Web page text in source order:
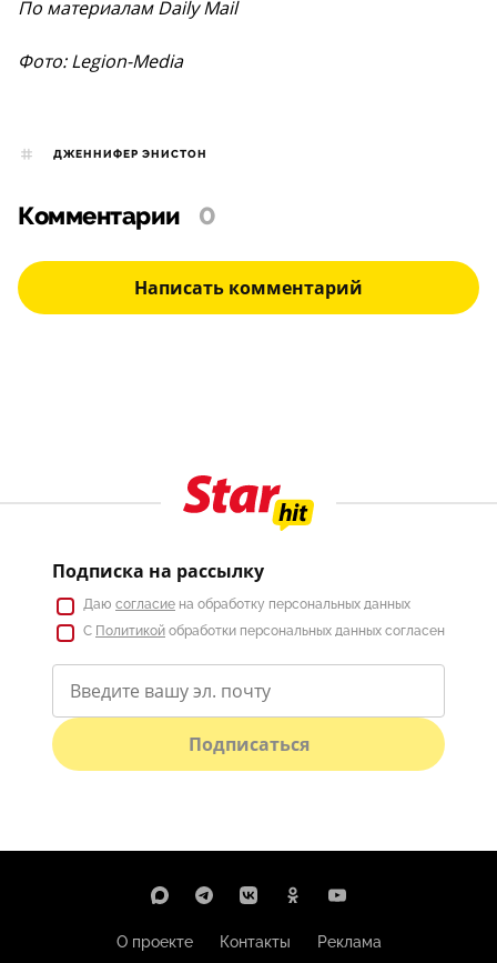
По материалам Daily Mail
Фото: Legion-Media
ДЖЕННИФЕР ЭНИСТОН
Комментарии 0
Написать комментарий
Подписка на рассылку
Даю согласие на обработку персональных данных
С Политикой обработки персональных данных согласен
Подписаться
О проекте Контакты
Реклама